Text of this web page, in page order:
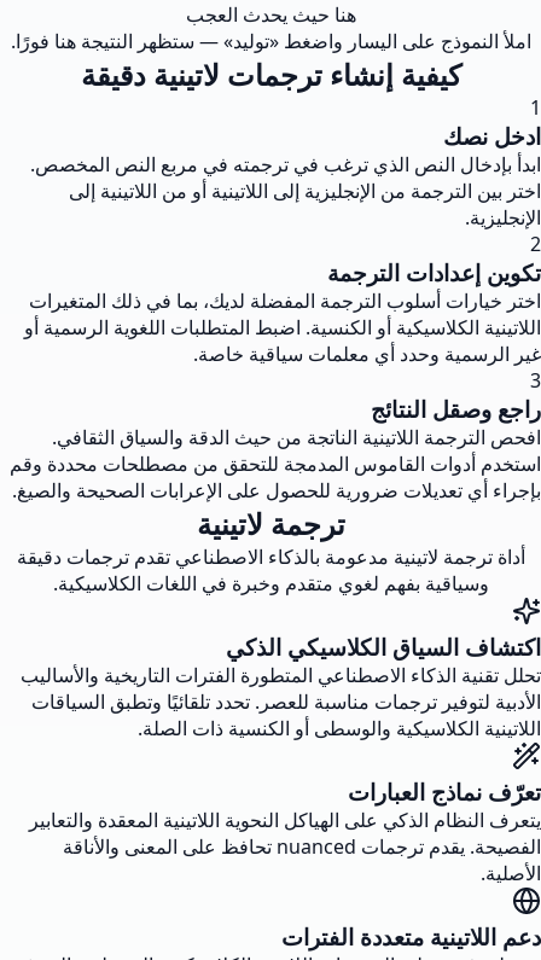
هنا حيث يحدث العجب
املأ النموذج على اليسار واضغط «توليد» — ستظهر النتيجة هنا فورًا.
كيفية إنشاء ترجمات لاتينية دقيقة
1
ادخل نصك
ابدأ بإدخال النص الذي ترغب في ترجمته في مربع النص المخصص.
اختر بين الترجمة من الإنجليزية إلى اللاتينية أو من اللاتينية إلى
الإنجليزية.
2
تكوين إعدادات الترجمة
اختر خيارات أسلوب الترجمة المفضلة لديك، بما في ذلك المتغيرات
اللاتينية الكلاسيكية أو الكنسية. اضبط المتطلبات اللغوية الرسمية أو
غير الرسمية وحدد أي معلمات سياقية خاصة.
3
راجع وصقل النتائج
افحص الترجمة اللاتينية الناتجة من حيث الدقة والسياق الثقافي.
استخدم أدوات القاموس المدمجة للتحقق من مصطلحات محددة وقم
بإجراء أي تعديلات ضرورية للحصول على الإعرابات الصحيحة والصيغ.
ترجمة لاتينية
أداة ترجمة لاتينية مدعومة بالذكاء الاصطناعي تقدم ترجمات دقيقة
وسياقية بفهم لغوي متقدم وخبرة في اللغات الكلاسيكية.
اكتشاف السياق الكلاسيكي الذكي
تحلل تقنية الذكاء الاصطناعي المتطورة الفترات التاريخية والأساليب
الأدبية لتوفير ترجمات مناسبة للعصر. تحدد تلقائيًا وتطبق السياقات
اللاتينية الكلاسيكية والوسطى أو الكنسية ذات الصلة.
تعرّف نماذج العبارات
يتعرف النظام الذكي على الهياكل النحوية اللاتينية المعقدة والتعابير
الفصيحة. يقدم ترجمات nuanced تحافظ على المعنى والأناقة
الأصلية.
دعم اللاتينية متعددة الفترات